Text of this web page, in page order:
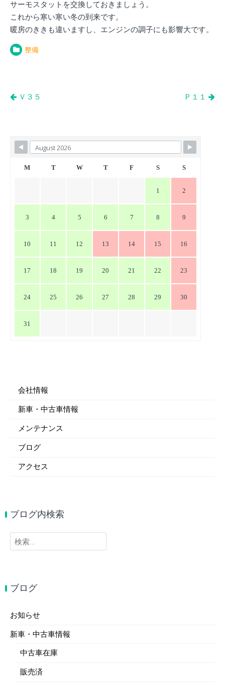
サーモスタットを交換しておきましょう。
これから寒い寒い冬の到来です。
暖房のききも違いますし、エンジンの調子にも影響大です。
整備
投
ビ
ゲ
Ｖ３５ Ｐ１１
M T W T F S S
1 2
3 4 5 6 7 8 9
10 11 12 13 14 15 16
17 18 19 20 21 22 23
24 25 26 27 28 29 30
31
会社情報
新車・中古車情報
メンテナンス
ブログ
アクセス
ブログ内検索
検
索:
ブログ
お知らせ
新車・中古車情報
中古車在庫
販売済